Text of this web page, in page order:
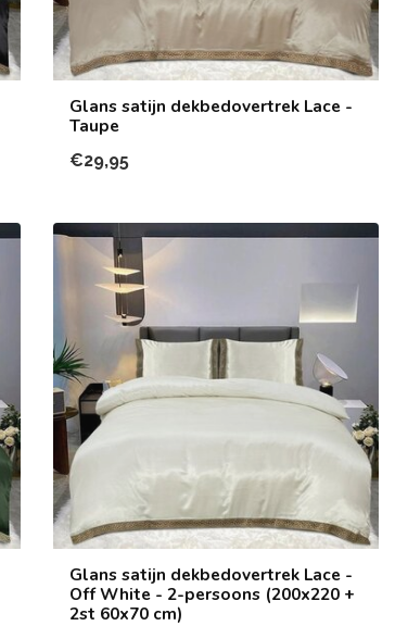
Glans satijn dekbedovertrek Lace -
Taupe
€29,95
Glans satijn dekbedovertrek Lace -
Off White - 2-persoons (200x220 +
2st 60x70 cm)